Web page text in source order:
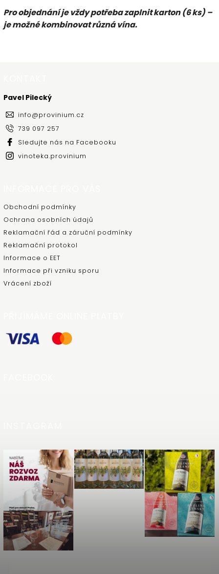
Pro objednání je vždy potřeba zaplnit karton (6 ks) –
je možné kombinovat různá vína.
Pavel Pilecký
info@provinium.cz
739 097 257
Sledujte nás na Facebooku
vinoteka.provinium
Obchodní podmínky
Ochrana osobních údajů
Reklamační řád a záruční podmínky
Reklamační protokol
Informace o EET
Informace při vzniku sporu
Vrácení zboží